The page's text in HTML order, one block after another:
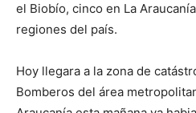
el Biobío, cinco en La
regiones del país.
Hoy llegara a la zona de
Bomberos del área